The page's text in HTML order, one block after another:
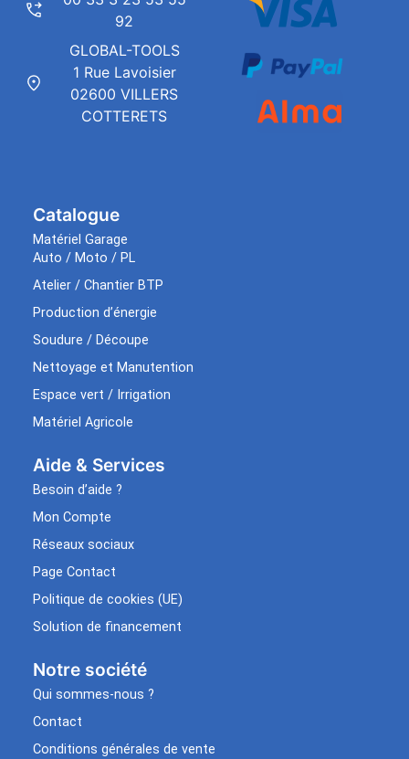
Catalogue
Matériel Garage
Auto / Moto / PL
Atelier / Chantier BTP
Production d’énergie
Soudure / Découpe
Nettoyage et Manutention
Espace vert / Irrigation
Matériel Agricole
Aide & Services​
Besoin d’aide ?
Mon Compte
Réseaux sociaux
Page Contact
Politique de cookies (UE)
Solution de financement
Notre société
Qui sommes-nous ?
Contact
Conditions générales de vente
92
GLOBAL-TOOLS
1 Rue Lavoisier
02600 VILLERS
COTTERETS